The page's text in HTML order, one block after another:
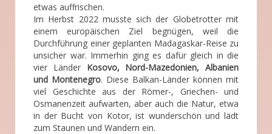
etwas auffrischen.
Im Herbst 2022 musste sich der Globetrotter mit
einem europäischen Ziel begnügen, weil die
Durchführung einer geplanten Madagaskar-Reise zu
unsicher war. Immerhin ging es dafür gleich in die
vier Länder Kosovo, Nord-Mazedonien, Albanien
und Montenegro. Diese Balkan-Länder können mit
viel Geschichte aus der Römer-, Griechen- und
Osmanenzeit aufwarten, aber auch die Natur, etwa
in der Bucht von Kotor, ist wunderschön und lädt
zum Staunen und Wandern ein.